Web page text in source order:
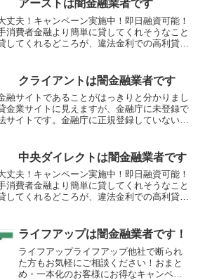
アーストは闇金融業者です
丈夫！キャンペーン実施中！即日融資可能！
消費者金融より簡単に貸してくれそうなこと
してくれるどころが、違法金利での高利貸し
クライアントは闇金融業者です
融サイトであることがはっきりと分かりまし
金業サイトに見えますが、金融庁に未登録で
サイトです。金融庁に正規登録していない未
中央ダイレクトは闇金融業者です
丈夫！キャンペーン実施中！即日融資可能！
消費者金融より簡単に貸してくれそうなこと
してくれるどころが、違法金利での高利貸し
ライフアップは闇金融業者です！
ライフアップライフアップ他社で断られ
た方もお気軽にご相談ください！おまと
め・一本化のお客様にお得なキャンペー